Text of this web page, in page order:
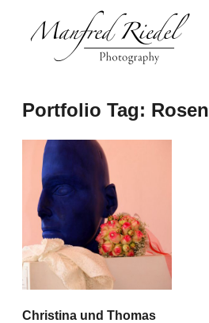
Inhalt
Manfred
Riedel
Portfolio Tag: Rosen
Christina und Thomas